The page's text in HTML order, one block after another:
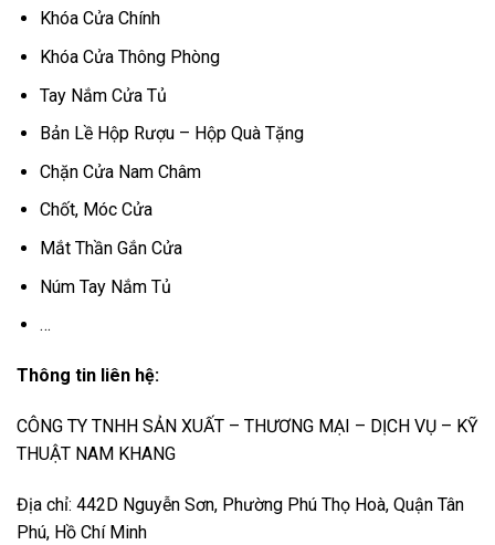
Khóa Cửa Chính
Khóa Cửa Thông Phòng
Tay Nắm Cửa Tủ
Bản Lề Hộp Rượu – Hộp Quà Tặng
Chặn Cửa Nam Châm
Chốt, Móc Cửa
Mắt Thần Gắn Cửa
Núm Tay Nắm Tủ
…
Thông tin liên hệ:
CÔNG TY TNHH SẢN XUẤT – THƯƠNG MẠI – DỊCH VỤ – KỸ
THUẬT NAM KHANG
Địa chỉ: 442D Nguyễn Sơn, Phường Phú Thọ Hoà, Quận Tân
Phú, Hồ Chí Minh